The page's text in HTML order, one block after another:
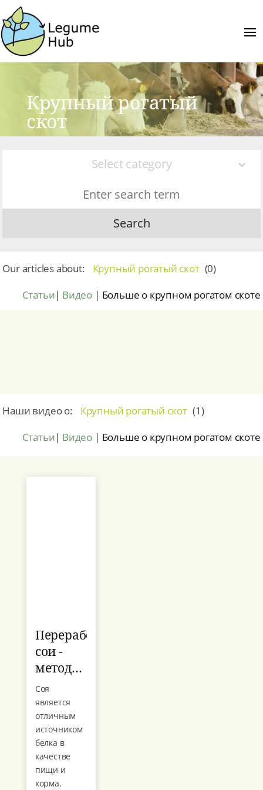
Крупный рогатый
скот
Select category
Search
Our articles about: Крупный рогатый скот (0)
Статьи| Видео | Больше о крупном рогатом скоте
Наши видео о: Крупный рогатый скот (1)
Статьи| Видео | Больше о крупном рогатом скоте
Переработка
сои -
методы
и
советы
Соя
является
отличным
источником
белка в
качестве
пищи и
корма.